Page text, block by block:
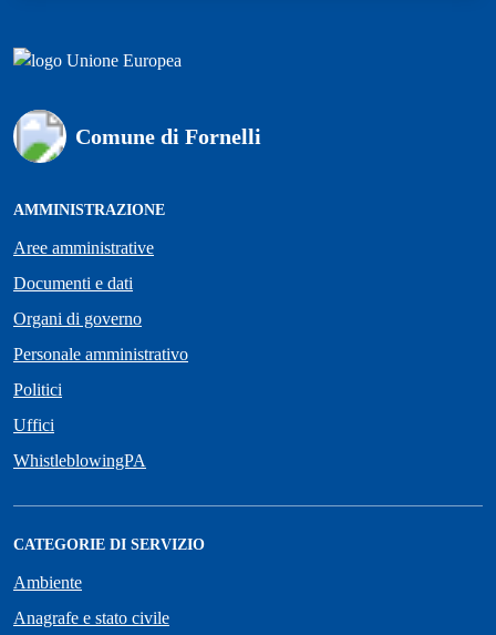
Comune di Fornelli
AMMINISTRAZIONE
Aree amministrative
Documenti e dati
Organi di governo
Personale amministrativo
Politici
Uffici
WhistleblowingPA
CATEGORIE DI SERVIZIO
Ambiente
Anagrafe e stato civile